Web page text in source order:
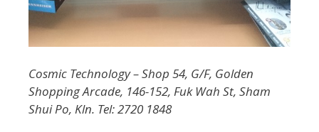
Cosmic Technology – Shop 54, G/F, Golden
Shopping Arcade, 146-152, Fuk Wah St, Sham
Shui Po, Kln. Tel: 2720 1848